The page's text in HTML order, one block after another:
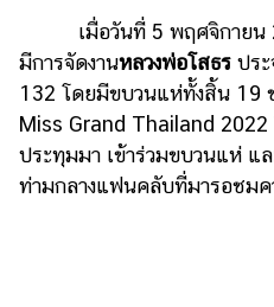
ราคา
ทอง
ราคา
น้ำมัน
เมื่อวันที่ 5 พฤศจิกายน
มีการจัดงานหลวงพ่อโสธร ปร
132 โดยมีขบวนแห่ทั้งสิ้น 19
Miss Grand Thailand
ประทุมมา เข้าร่วมขบวนแห่ แ
ท่ามกลางแฟนคลับที่มารอชมค